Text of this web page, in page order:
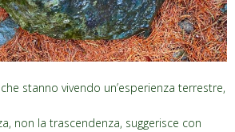
stanno vivendo un’esperienza terrestre,
non la trascendenza, suggerisce con